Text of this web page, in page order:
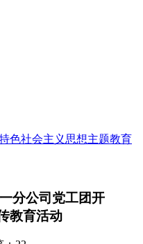
色社会主义思想主题教育
分公司党工团开
教育活动